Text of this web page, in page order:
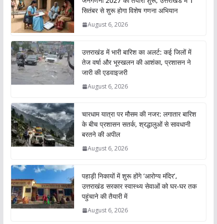
सितंबर से शुरू होगा विशेष गणना अभियान
August 6, 2026
उत्तराखंड में भारी बारिश का अलर्ट: कई जिलों में
तेज वर्षा और भूस्खलन की आशंका, प्रशासन ने
जारी की एडवाइजरी
August 6, 2026
चारधाम यात्रा पर मौसम की नजर: लगातार बारिश
के बीच प्रशासन सतर्क, श्रद्धालुओं से सावधानी
बरतने की अपील
August 6, 2026
पहाड़ी निकायों में शुरू होंगे ‘आरोग्य मंदिर’,
उत्तराखंड सरकार स्वास्थ्य सेवाओं को घर-घर तक
पहुंचाने की तैयारी में
August 6, 2026